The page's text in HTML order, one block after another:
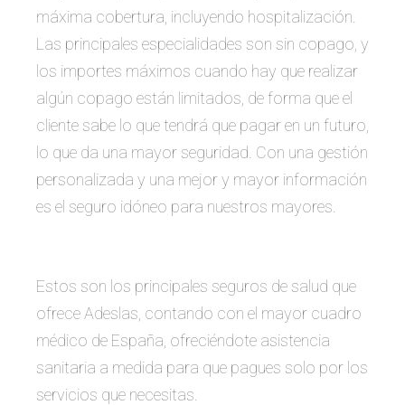
máxima cobertura, incluyendo hospitalización.
Las principales especialidades son sin copago, y
los importes máximos cuando hay que realizar
algún copago están limitados, de forma que el
cliente sabe lo que tendrá que pagar en un futuro,
lo que da una mayor seguridad. Con una gestión
personalizada y una mejor y mayor información
es el seguro idóneo para nuestros mayores.
Estos son los principales seguros de salud que
ofrece Adeslas, contando con el mayor cuadro
médico de España, ofreciéndote asistencia
sanitaria a medida para que pagues solo por los
servicios que necesitas.